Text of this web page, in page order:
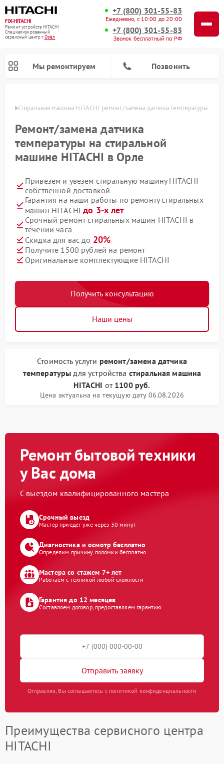
FIX-HITACHI
Ремонт устройств HITACHI
Специализированный
cервисный центр г.Орёл
+7 (800) 301-55-83
Ежедневно, с 10:00 до 20:00
+7 (800) 301-55-83
Звонок бесплатный по РФ
Мы ремонтируем Позвонить
Стиральная машина HITACHI ремонт/замена датчика температуры
Ремонт/замена датчика
температуры на стиральной
машине HITACHI в Орле
Привезем и увезем стиральную машину HITACHI
собственной доставкой
Гарантия на наши работы по ремонту стиральных
машин HITACHIдо 3-х лет
Срочный ремонт стиральных машин HITACHI в
течении часа
Скидка для вас до 20%
Получите 1500 рублей на ремонт
Оригинальные комплектующие HITACHI
Получить консультацию
Наши цены
Стоимость услуги ремонт/замена датчика
температуры для устройства стиральная машина
HITACHI от 1100 руб.
Цена актуальна на текущую дату 06.08.2026
Ремонт бытовой техники
у Вас дома
С выездом квалифицированного мастера
Срочный выезд
Мастер приедет уже через 30 минут
Диагностика и осмотр бесплатно
Определим причину поломки бесплатно
Мастера со стажем 7+ лет
Работаем с техникой любой сложности
Гарантия до 12 месяцев
Составляем договор, предоставляем гарантию
Отправить заявку
Отправляя, Вы соглашаетесь с политикой конфиденциальности
Преимущества сервисного центра
HITACHI